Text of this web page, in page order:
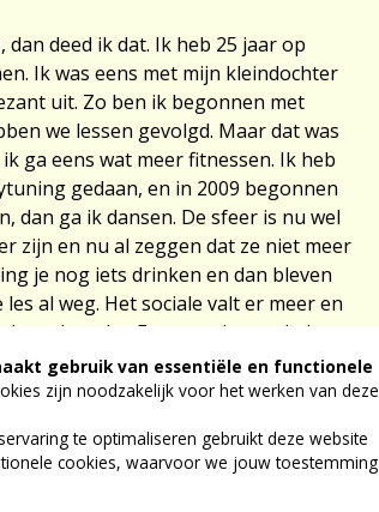
deed ik dat. Ik heb 25 jaar op
Ik was eens met mijn kleindochter
uit. Zo ben ik begonnen met
we lessen gevolgd. Maar dat was
ga eens wat meer fitnessen. Ik heb
gedaan, en in 2009 begonnen
dan ga ik dansen. De sfeer is nu wel
zijn en nu al zeggen dat ze niet meer
je nog iets drinken en dan bleven
al weg. Het sociale valt er meer en
andere dat. Een paar jaar geleden
gekomen en maandag ben ik
gehad. Ze zeggen: hoe beter je
000 stappen, als
gebruik van essentiële en functionele
zijn noodzakelijk voor het werken van deze
te optimaliseren gebruikt deze website
cookies, waarvoor we jouw toestemming